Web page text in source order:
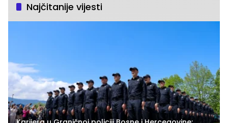
Najčitanije vijesti